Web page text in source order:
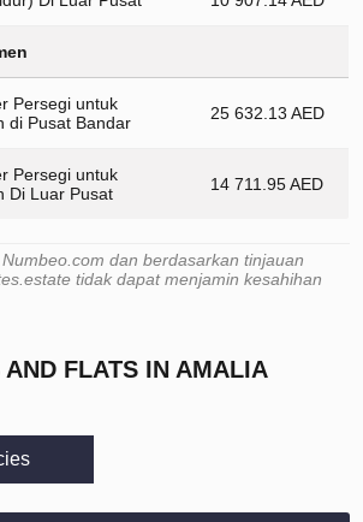
Persegi untuk
di Pusat Bandar
25 632.13 AED
Persegi untuk
Di Luar Pusat
14 711.95 AED
dan berdasarkan tinjauan
tidak dapat menjamin kesahihan
AND FLATS IN AMALIA